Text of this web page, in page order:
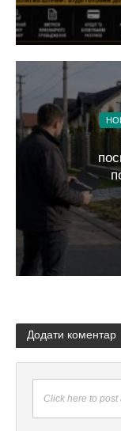
Додати коментар
Click here to post